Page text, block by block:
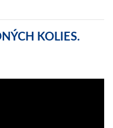
KOLIES.